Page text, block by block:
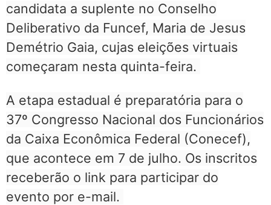
candidata a suplente no Conselho
Deliberativo da Funcef, Maria de Jesus
Demétrio Gaia, cujas eleições virtuais
começaram nesta quinta-feira.
A etapa estadual é preparatória para o
37º Congresso Nacional dos Funcionários
da Caixa Econômica Federal (Conecef),
que acontece em 7 de julho. Os inscritos
receberão o link para participar do
evento por e-mail.